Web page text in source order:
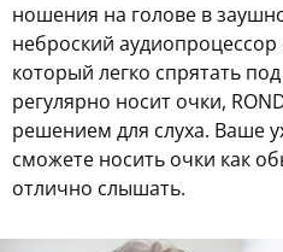
ношения на голове в
неброский
который легко спрятать
регулярно носит очки,
решением для слуха. Ваше
сможете носить очки как
отлично слышать.